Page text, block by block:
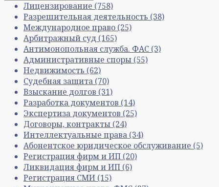
Лицензирование (758)
Разрешительная деятельность (38)
Международное право (25)
Арбитражный суд (165)
Антимонопольная служба. ФАС (3)
Административные споры (55)
Недвижимость (62)
Судебная защита (70)
Взыскание долгов (31)
Разработка документов (14)
Экспертиза документов (25)
Договоры, контракты (24)
Интеллектуальные права (34)
Абонентское юридическое обслуживание (5)
Регистрация фирм и ИП (20)
Ликвидация фирм и ИП (6)
Регистрация СМИ (15)